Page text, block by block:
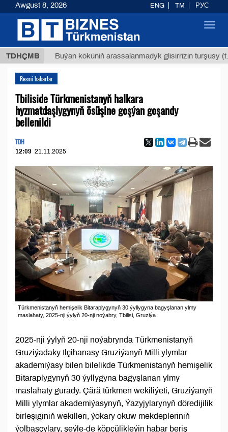
TDHÇMBBuýan köküniň arassalanmadyk glisirrizin turşusy (t.)
Resmi habarlar
Tbiliside Türkmenistanyň halkara
hyzmatdaşlygynyň ösüşine goşýan goşandy
bellenildi
TDH
12:09 21.11.2025
Türkmenistanyň hemişelik Bitaraplygynyň 30 ýyllygyna bagyşlanan ylmy
maslahaty, 2025-nji ýylyň 20-nji noýabry, Tbilisi, Gruziýa
2025-nji ýylyň 20-nji noýabrynda Türkmenistanyň
Gruziýadaky Ilçihanasy Gruziýanyň Milli ylymlar
akademiýasy bilen bilelikde Türkmenistanyň hemişelik
Bitaraplygynyň 30 ýyllygyna bagyşlanan ylmy
maslahaty gurady. Çärä türkmen wekiliýeti, Gruziýanyň
Milli ylymlar akademiýasynyň, Ýazyjylarynyň döredijilik
birleşiginiň wekilleri, ýokary okuw mekdepleriniň
ýolbaşçylary, şeýle-de köpçülikleýin habar beriş
Awgust 8, 2026 ENG TM РУС